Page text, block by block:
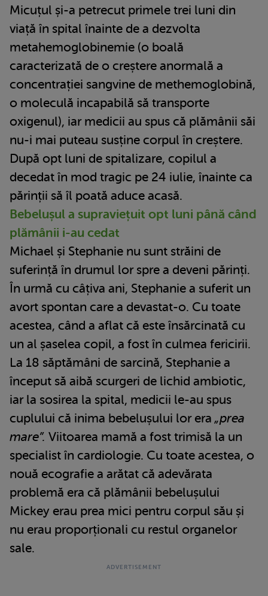
Micuțul și-a petrecut primele trei luni din
viață în spital înainte de a dezvolta
metahemoglobinemie (o boală
caracterizată de o creștere anormală a
concentrației sangvine de methemoglobină,
o moleculă incapabilă să transporte
oxigenul), iar medicii au spus că plămânii săi
nu-i mai puteau susține corpul în creștere.
După opt luni de spitalizare, copilul a
decedat în mod tragic pe 24 iulie, înainte ca
părinții să îl poată aduce acasă.
Bebelușul a supraviețuit opt luni până când
plămânii i-au cedat
Michael și Stephanie nu sunt străini de
suferință în drumul lor spre a deveni părinți.
În urmă cu câțiva ani, Stephanie a suferit un
avort spontan care a devastat-o. Cu toate
acestea, când a aflat că este însărcinată cu
un al șaselea copil, a fost în culmea fericirii.
La 18 săptămâni de sarcină, Stephanie a
început să aibă scurgeri de lichid ambiotic,
iar la sosirea la spital, medicii le-au spus
cuplului că inima bebelușului lor era „prea
mare”. Viitoarea mamă a fost trimisă la un
specialist în cardiologie. Cu toate acestea, o
nouă ecografie a arătat că adevărata
problemă era că plămânii bebelușului
Mickey erau prea mici pentru corpul său și
nu erau proporționali cu restul organelor
sale.